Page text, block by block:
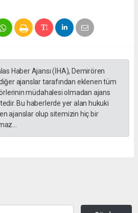
Haber Ajansı (İHA), Demirören
ajanslar tarafından eklenen tüm
müdahalesi olmadan ajans
Bu haberlerde yer alan hukuki
ajanslar olup sitemizin hiç bir